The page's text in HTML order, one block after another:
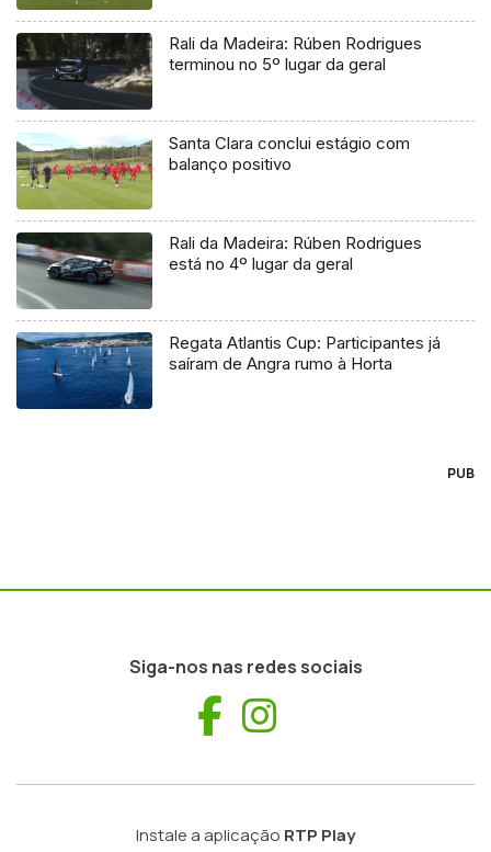
Rali da Madeira: Rúben Rodrigues
terminou no 5º lugar da geral
Santa Clara conclui estágio com
balanço positivo
Rali da Madeira: Rúben Rodrigues
está no 4º lugar da geral
Regata Atlantis Cup: Participantes já
saíram de Angra rumo à Horta
PUB
Siga-nos nas redes sociais
Facebook
Instale a aplicação RTP Play